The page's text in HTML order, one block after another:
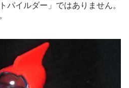
パイルダー」ではありません。